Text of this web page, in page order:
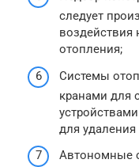
следует
воздействия
отопления;
Системы
кранами для
для
Автономные